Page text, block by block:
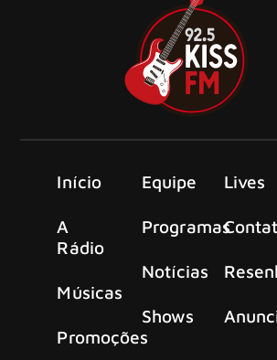
Início
A
Rádio
Músicas
Promoções
Equipe
Programas
Notícias
Shows
Lives